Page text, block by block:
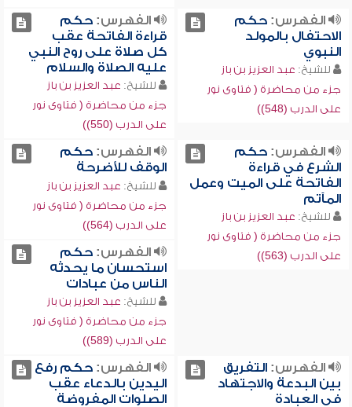
الفهرس:حكم
الاحتفال بالمولد
النبوي
للشيخ: عبد العزيز بن باز
جزء من محاضرة ( فتاوى نور
على الدرب (548))
الفهرس:حكم
قراءة الفاتحة عقب
كل صلاة على روح النبي
عليه الصلاة والسلام
للشيخ: عبد العزيز بن باز
جزء من محاضرة ( فتاوى نور
على الدرب (550))
الفهرس:حكم
الشرع في قراءة
الفاتحة على الميت وعمل
المآتم
للشيخ: عبد العزيز بن باز
جزء من محاضرة ( فتاوى نور
على الدرب (563))
الفهرس:حكم
الوقف للأضرحة
للشيخ: عبد العزيز بن باز
جزء من محاضرة ( فتاوى نور
على الدرب (564))
الفهرس:حكم
استحسان ما يحدثه
الناس من عبادات
للشيخ: عبد العزيز بن باز
جزء من محاضرة ( فتاوى نور
على الدرب (589))
الفهرس:التفريق
بين البدعة والاجتهاد
في العبادة
الفهرس:حكم رفع
اليدين بالدعاء عقب
الصلوات المفروضة